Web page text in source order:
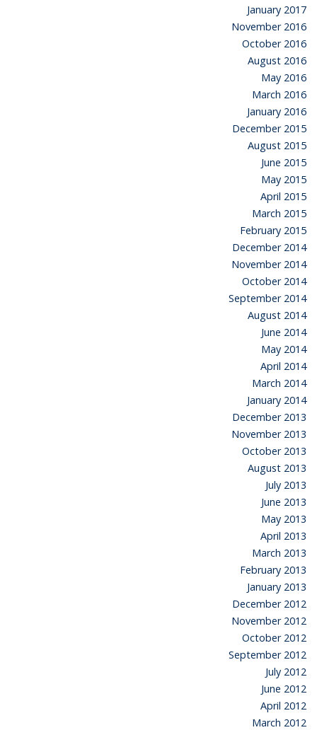
January 2017
November 2016
October 2016
August 2016
May 2016
March 2016
January 2016
December 2015
August 2015
June 2015
May 2015
April 2015
March 2015
February 2015
December 2014
November 2014
October 2014
September 2014
August 2014
June 2014
May 2014
April 2014
March 2014
January 2014
December 2013
November 2013
October 2013
August 2013
July 2013
June 2013
May 2013
April 2013
March 2013
February 2013
January 2013
December 2012
November 2012
October 2012
September 2012
July 2012
June 2012
April 2012
March 2012